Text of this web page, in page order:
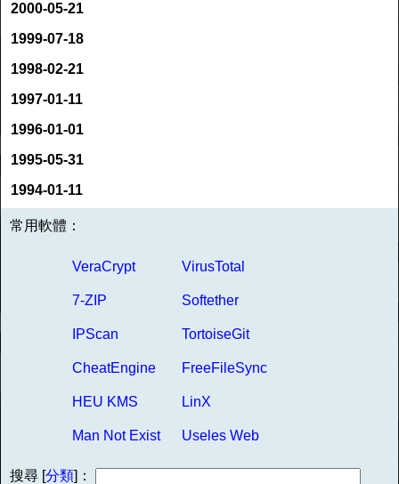
2000-05-21
1999-07-18
1998-02-21
1997-01-11
1996-01-01
1995-05-31
1994-01-11
常用軟體：
VeraCrypt VirusTotal
7-ZIP Softether
IPScan TortoiseGit
CheatEngine FreeFileSync
HEU KMS LinX
Man Not Exist Useles Web
搜尋 [分類]：